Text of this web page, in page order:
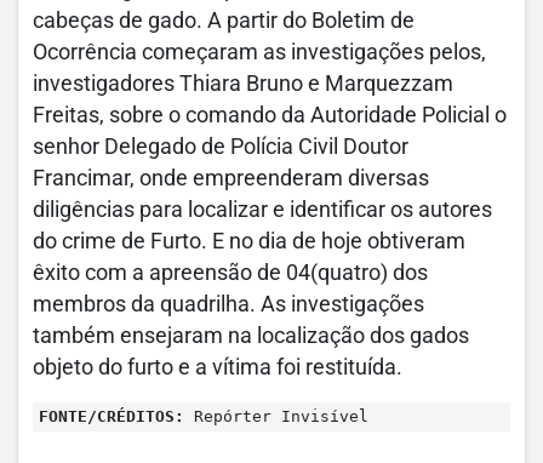
cabeças de gado. A partir do Boletim de
Ocorrência começaram as investigações pelos,
investigadores Thiara Bruno e Marquezzam
Freitas, sobre o comando da Autoridade Policial o
senhor Delegado de Polícia Civil Doutor
Francimar, onde empreenderam diversas
diligências para localizar e identificar os autores
do crime de Furto. E no dia de hoje obtiveram
êxito com a apreensão de 04(quatro) dos
membros da quadrilha. As investigações
também ensejaram na localização dos gados
objeto do furto e a vítima foi restituída.
FONTE/CRÉDITOS: Repórter Invisível